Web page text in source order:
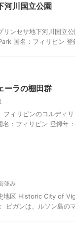
河川国立公園
リンセサ地下河川国立
国名：フィリピン 登
ーラの棚田群
フィリピンのコルディ
：フィリピン 登録年
並み
地区 Historic City of
ビガンは、ルソン島の